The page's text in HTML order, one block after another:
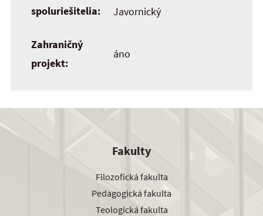
spoluriešitelia:
Javornický
Zahraničný
projekt:
áno
Fakulty
Filozofická fakulta
Pedagogická fakulta
Teologická fakulta